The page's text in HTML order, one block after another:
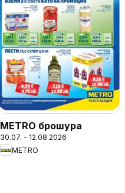
METRO брошура
30.07. - 12.08.2026
METRO